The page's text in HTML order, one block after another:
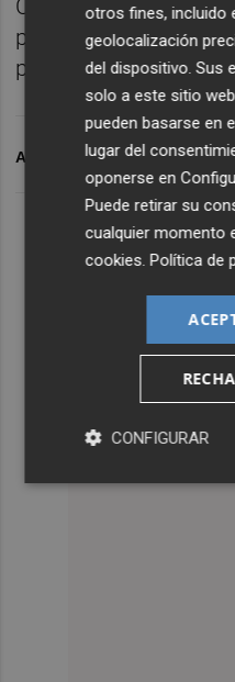
Comunitat en el que
porque no se puso
problema.
ARCHIVADO EN HORARIOS
otros fines, incluido
geolocalización
del dispositivo. Sus
solo a este sitio
pueden basarse en
lugar del
oponerse en
Puede retirar su
cualquier momento
cookies.Política de
CONFIGURAR